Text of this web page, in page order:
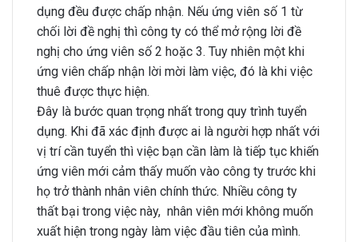
dụng đều được chấp nhận. Nếu ứng viên số 1 từ
chối lời đề nghị thì công ty có thể mở rộng lời đề
nghị cho ứng viên số 2 hoặc 3. Tuy nhiên một khi
ứng viên chấp nhận lời mời làm việc, đó là khi việc
thuê được thực hiện.
Đây là bước quan trọng nhất trong quy trình tuyển
dụng. Khi đã xác định được ai là người hợp nhất với
vị trí cần tuyển thì việc bạn cần làm là tiếp tục khiến
ứng viên mới cảm thấy muốn vào công ty trước khi
họ trở thành nhân viên chính thức. Nhiều công ty
thất bại trong việc này, nhân viên mới không muốn
xuất hiện trong ngày làm việc đầu tiên của mình.